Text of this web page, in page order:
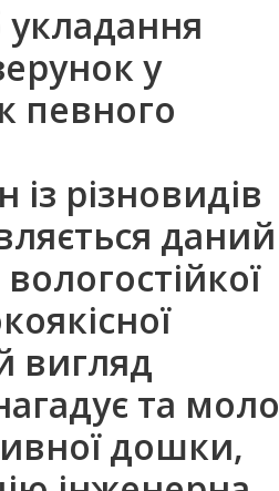
укладання
у
певного
різновидів
даний
вигляд
та моло
дошки,